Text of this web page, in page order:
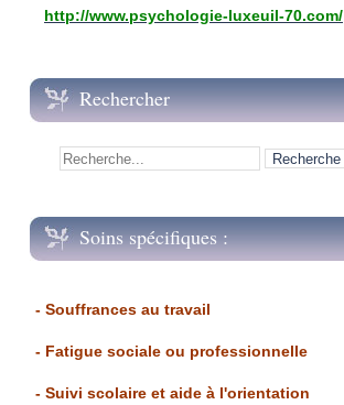
http://www.psychologie-luxeuil-70.com/
Rechercher
Soins spécifiques :
- Souffrances au travail
- Fatigue sociale ou professionnelle
- Suivi scolaire et aide à l'orientation